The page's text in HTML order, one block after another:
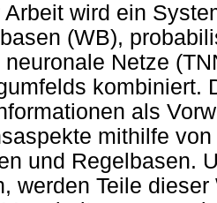
Arbeit wird ein
(WB),
neuronale Netze
kombiniert.
als
mithilfe
und Regelbasen.
werden Teile